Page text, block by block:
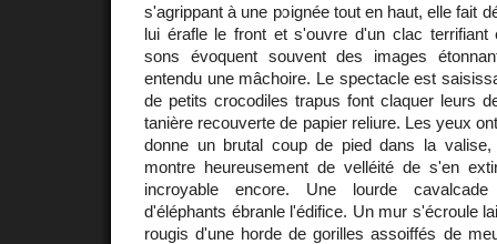
s'agrippant à une poignée tout en haut, elle fait
lui érafle le front et s'ouvre d'un clac terrifiant
sons évoquent souvent des images
entendu une mâchoire. Le spectacle est
de petits crocodiles trapus font claquer leurs
tanière recouverte de papier reliure. Les yeux
donne un brutal coup de pied dans la
montre heureusement de velléité de s'en
incroyable encore. Une lourde
d'éléphants ébranle l'édifice. Un mur s'écroule
rougis d'une horde de gorilles assoiffés de